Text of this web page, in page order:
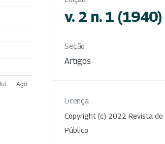
v. 2 n. 1 (1940)
Seção
Artigos
Licença
Copyright (c) 2022 Revista do
Público